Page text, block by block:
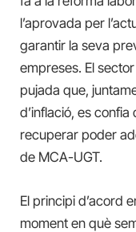
l’aprovada per
garantir la seva
empreses. El
pujada que,
d’inflació, es
recuperar poder
de MCA-UGT.
El principi d’acord
moment en què